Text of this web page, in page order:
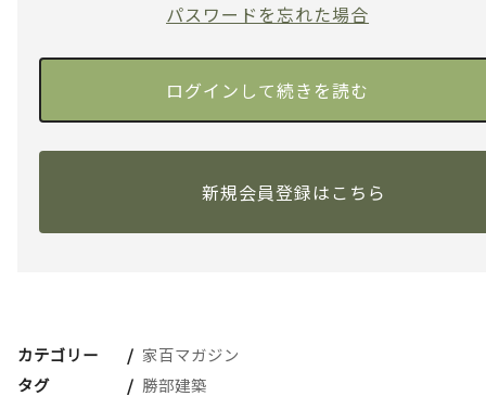
パスワードを忘れた場合
新規会員登録はこちら
カテゴリー
家百マガジン
タグ
勝部建築